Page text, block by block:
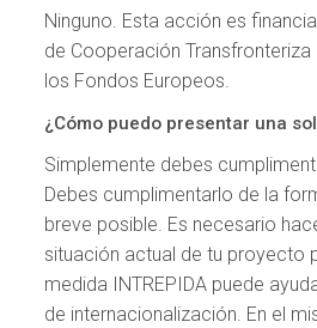
Ninguno. Esta acción es
de Cooperación Transfronteriza
los Fondos Europeos.
¿Cómo puedo presentar una
Simplemente debes
Debes cumplimentarlo de la
breve posible. Es necesario
situación actual de tu proyecto
medida INTREPIDA puede
de internacionalización. En el